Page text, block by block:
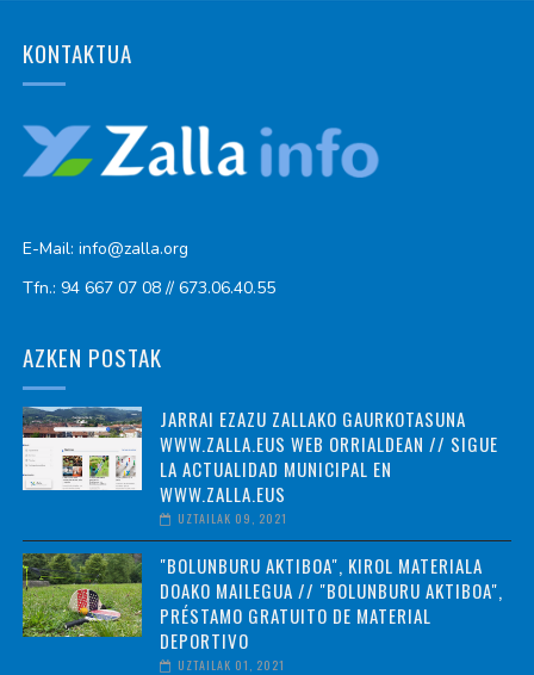
KONTAKTUA
E-Mail: info@zalla.org
Tfn.: 94 667 07 08 // 673.06.40.55
AZKEN POSTAK
JARRAI EZAZU ZALLAKO GAURKOTASUNA
WWW.ZALLA.EUS WEB ORRIALDEAN // SIGUE
LA ACTUALIDAD MUNICIPAL EN
WWW.ZALLA.EUS
UZTAILAK 09, 2021
"BOLUNBURU AKTIBOA", KIROL MATERIALA
DOAKO MAILEGUA // "BOLUNBURU AKTIBOA",
PRÉSTAMO GRATUITO DE MATERIAL
DEPORTIVO
UZTAILAK 01, 2021